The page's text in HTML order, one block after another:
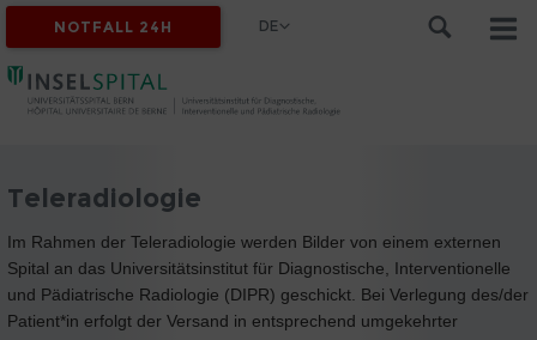
NOTFALL 24H DE
Teleradiologie
Im Rahmen der Teleradiologie werden Bilder von einem externen
Spital an das Universitätsinstitut für Diagnostische, Interventionelle
und Pädiatrische Radiologie (DIPR) geschickt. Bei Verlegung des/der
Patient*in erfolgt der Versand in entsprechend umgekehrter